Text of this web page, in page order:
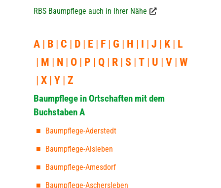
RBS Baumpflege auch in Ihrer Nähe
A B C D E F G H I J K
L
M
N O P Q R S T U V
W
X
Y Z
Baumpflege in Ortschaften mit dem
Buchstaben A
Baumpflege-Aderstedt
Baumpflege-Alsleben
Baumpflege-Amesdorf
Baumpflege-Aschersleben